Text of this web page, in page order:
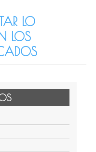
LO
LOS